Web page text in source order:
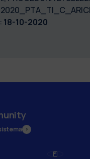
: 18-10-2020